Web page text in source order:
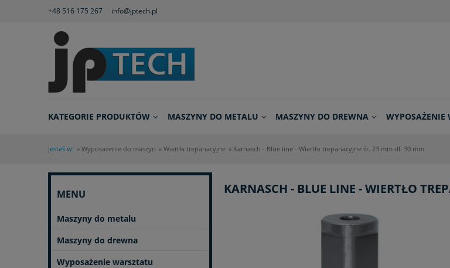
+48 516 175 267 info@jptech.pl
KATEGORIE PRODUKTÓW MASZYNY DO METALU MASZYNY DO DREWNA WYPOSAŻENIE
Jesteś w: » Wyposażenie do maszyn » Wiertła trepanacyjne » Karnasch - Blue line - Wiertło trepanacyjne śr. 23 mm dł. 30 mm
MENU
Maszyny do metalu
Maszyny do drewna
Wyposażenie warsztatu
KARNASCH - BLUE LINE - WIERTŁO